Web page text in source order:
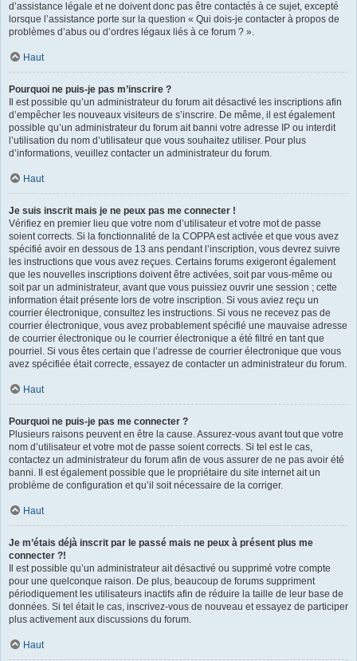
d’assistance légale et ne doivent donc pas être contactés à ce sujet, excepté
lorsque l’assistance porte sur la question « Qui dois-je contacter à propos de
problèmes d’abus ou d’ordres légaux liés à ce forum ? ».
Haut
Pourquoi ne puis-je pas m’inscrire ?
Il est possible qu’un administrateur du forum ait désactivé les inscriptions afin
d’empêcher les nouveaux visiteurs de s’inscrire. De même, il est également
possible qu’un administrateur du forum ait banni votre adresse IP ou interdit
l’utilisation du nom d’utilisateur que vous souhaitez utiliser. Pour plus
d’informations, veuillez contacter un administrateur du forum.
Haut
Je suis inscrit mais je ne peux pas me connecter !
Vérifiez en premier lieu que votre nom d’utilisateur et votre mot de passe
soient corrects. Si la fonctionnalité de la COPPA est activée et que vous avez
spécifié avoir en dessous de 13 ans pendant l’inscription, vous devrez suivre
les instructions que vous avez reçues. Certains forums exigeront également
que les nouvelles inscriptions doivent être activées, soit par vous-même ou
soit par un administrateur, avant que vous puissiez ouvrir une session ; cette
information était présente lors de votre inscription. Si vous aviez reçu un
courrier électronique, consultez les instructions. Si vous ne recevez pas de
courrier électronique, vous avez probablement spécifié une mauvaise adresse
de courrier électronique ou le courrier électronique a été filtré en tant que
pourriel. Si vous êtes certain que l’adresse de courrier électronique que vous
avez spécifiée était correcte, essayez de contacter un administrateur du forum.
Haut
Pourquoi ne puis-je pas me connecter ?
Plusieurs raisons peuvent en être la cause. Assurez-vous avant tout que votre
nom d’utilisateur et votre mot de passe soient corrects. Si tel est le cas,
contactez un administrateur du forum afin de vous assurer de ne pas avoir été
banni. Il est également possible que le propriétaire du site internet ait un
problème de configuration et qu’il soit nécessaire de la corriger.
Haut
Je m’étais déjà inscrit par le passé mais ne peux à présent plus me
connecter ?!
Il est possible qu’un administrateur ait désactivé ou supprimé votre compte
pour une quelconque raison. De plus, beaucoup de forums suppriment
périodiquement les utilisateurs inactifs afin de réduire la taille de leur base de
données. Si tel était le cas, inscrivez-vous de nouveau et essayez de participer
plus activement aux discussions du forum.
Haut